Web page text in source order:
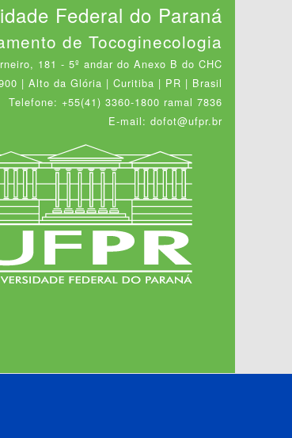
Federal do Paraná
de Tocoginecologia
181 - 5º andar do Anexo B do CHC
| Alto da Glória | Curitiba | PR | Brasil
Telefone: +55(41) 3360-1800 ramal 7836
E-mail: dofot@ufpr.br